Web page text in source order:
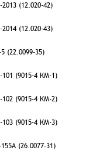
(12.020-42)
(12.020-43)
(22.0099-35)
(9015-4 КМ-1)
(9015-4 КМ-2)
(9015-4 КМ-3)
(26.0077-31)